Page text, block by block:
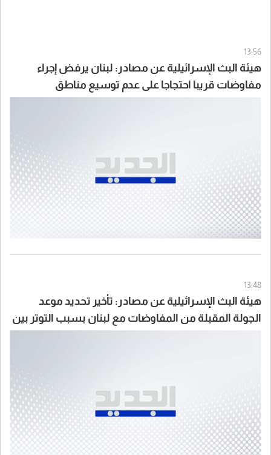
13:56
هيئة البث الإسرائيلية عن مصادر: لبنان يرفض إجراء
مفاوضات قريبا احتجاجا على عدم توسيع مناطق
13:48
هيئة البث الإسرائيلية عن مصادر: تأخير تحديد موعد
الجولة المقبلة من المفاوضات مع لبنان بسبب التوتر بين